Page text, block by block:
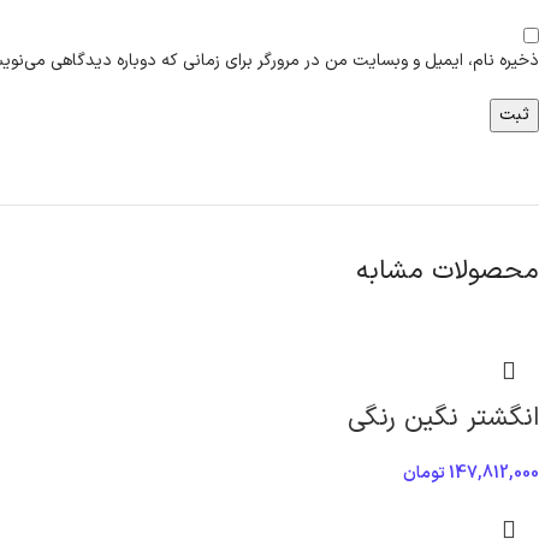
ذخیره نام، ایمیل و وبسایت من در مرورگر برای زمانی که دوباره دیدگاهی
محصولات مشابه
انگشتر نگین رنگی
147,812,000تومان